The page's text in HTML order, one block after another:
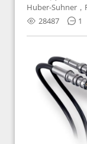
Huber-Suhner，
Huber-Suhner相
Rosenberger）
接，如今FAKRA
28487 1